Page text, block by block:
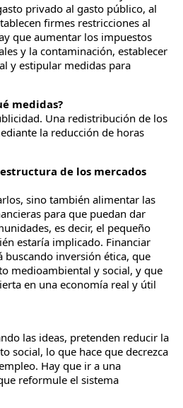
privado al gasto público, al
firmes restricciones al
que aumentar los impuestos
y la contaminación, establecer
y estipular medidas para
medidas?
Una redistribución de los
la reducción de horas
de los mercados
sino también alimentar las
para que puedan dar
es decir, el pequeño
estaría implicado. Financiar
buscando inversión ética, que
medioambiental y social, y que
en una economía real y útil
las ideas, pretenden reducir la
social, lo que hace que decrezca
Hay que ir a una
reformule el sistema